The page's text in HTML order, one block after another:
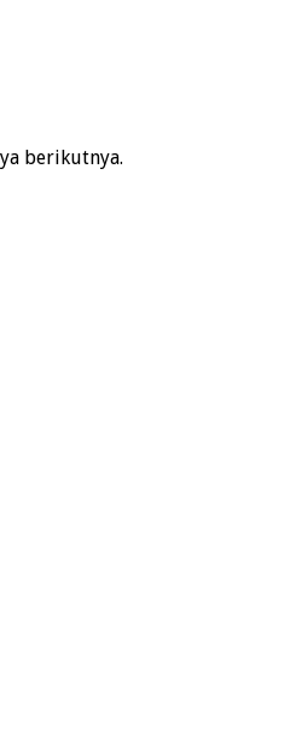
berikutnya.